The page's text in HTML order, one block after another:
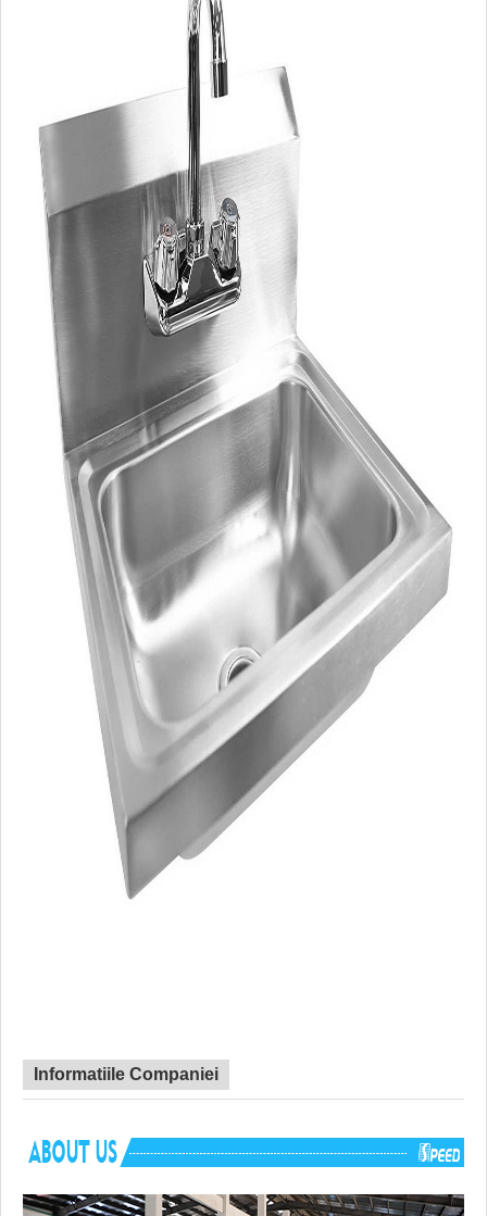
Informatiile Companiei